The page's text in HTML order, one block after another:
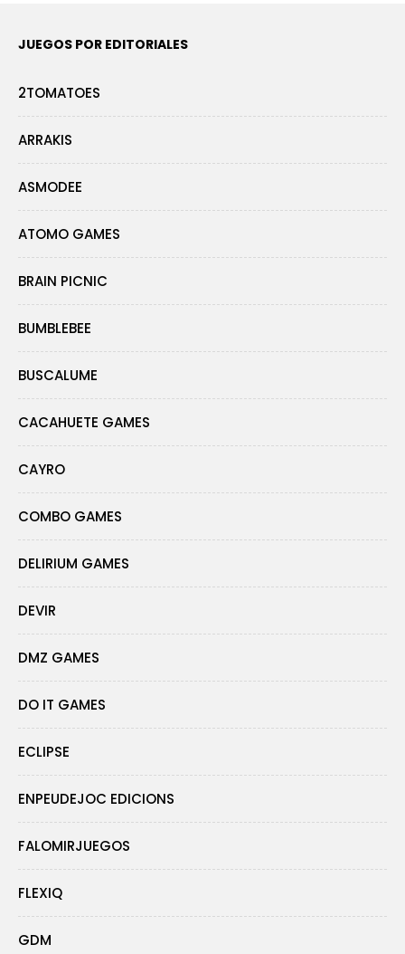
JUEGOS POR EDITORIALES
2TOMATOES
ARRAKIS
ASMODEE
ATOMO GAMES
BRAIN PICNIC
BUMBLEBEE
BUSCALUME
CACAHUETE GAMES
CAYRO
COMBO GAMES
DELIRIUM GAMES
DEVIR
DMZ GAMES
DO IT GAMES
ECLIPSE
ENPEUDEJOC EDICIONS
FALOMIRJUEGOS
FLEXIQ
GDM